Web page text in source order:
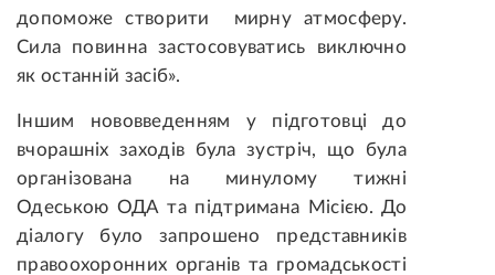
допоможе створити мирну атмосферу.
Сила повинна застосовуватись виключно
як останній засіб».
Іншим нововведенням у підготовці до
вчорашніх заходів була зустріч, що була
організована на минулому тижні
Одеською ОДА та підтримана Місією. До
діалогу було запрошено представників
правоохоронних органів та громадськості